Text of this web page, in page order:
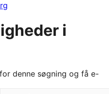
i
denne søgning og få e-